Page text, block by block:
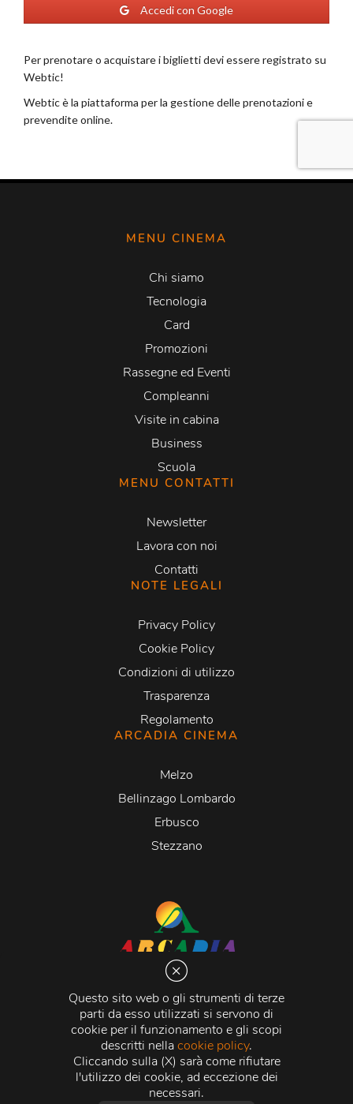
Questo sito web o gli strumenti di terze
parti da esso utilizzati si servono di
cookie per il funzionamento e gli scopi
descritti nellacookie policy.
Cliccando sulla (X) sarà come rifiutare
l'utilizzo dei cookie, ad eccezione dei
necessari.
MENU CINEMA
Chi siamo
Tecnologia
Card
Promozioni
Rassegne ed Eventi
Compleanni
Visite in cabina
Business
Scuola
MENU CONTATTI
Newsletter
Lavora con noi
Contatti
NOTE LEGALI
Privacy Policy
Cookie Policy
Condizioni di utilizzo
Trasparenza
Regolamento
ARCADIA CINEMA
Melzo
Bellinzago Lombardo
Erbusco
Stezzano
Via Martiri della Libertà 20066 Melzo (MI)
C.C.I.A.A. - R.E.A di Milano n. 1427910
Registro delle Imprese di Milano n. 338392 -
Fiscale e Partita Iva11015840157 | Capitale Sociale
500.000,00 i.v.
Credits:Crea Informatica S.r.l. 2026 © Tutti i diritti
riservati.